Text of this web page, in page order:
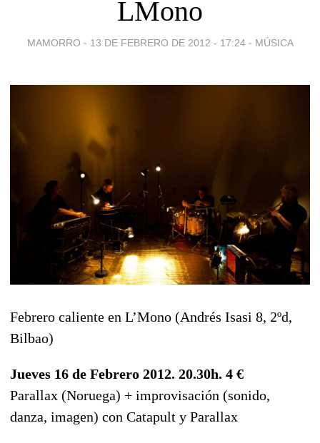
LMono
MAMORRO - 13 DE FEBRERO DE 2012 - 17:24 - MÚSICA
Febrero caliente en L’Mono (Andrés Isasi 8, 2ºd,
Bilbao)
Jueves 16 de Febrero 2012. 20.30h. 4 €
Parallax (Noruega) + improvisación (sonido,
danza, imagen) con Catapult y Parallax